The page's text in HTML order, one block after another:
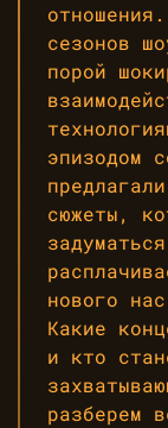
сезонов
порой
эпизодом
сюжеты,
нового
Какие
и кто
разберем